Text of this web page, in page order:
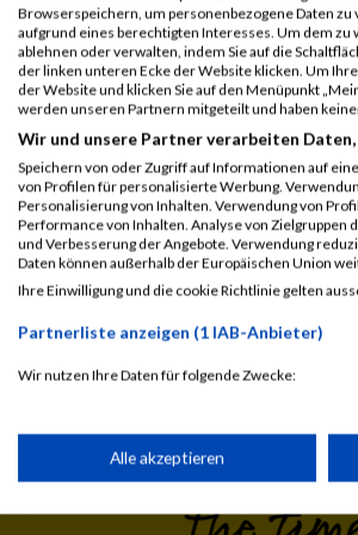
Kontakt
URL
Event auf Facebook teilen
Laufsport
Browserspeichern, um personenbezogene Daten
aufgrund eines berechtigten Interesses. Um dem zu
ablehnen oder verwalten, indem Sie auf die
der linken unteren Ecke der Website klicken. Um
der Website und klicken Sie auf den Menüpunkt
werden unseren Partnern mitgeteilt und haben
Wir und unsere Partner verarbeiten
Speichern von oder Zugriff auf Informationen auf
von Profilen für personalisierte Werbung.
Personalisierung von Inhalten. Verwendung von
Performance von Inhalten. Analyse von
und Verbesserung der Angebote. Verwendung
Daten können außerhalb der Europäischen Union
Ihre Einwilligung und die cookie Richtlinie gelten
Partnerliste anzeigen (1 IAB-Anbieter)
Wir nutzen Ihre Daten für folgende Zwecke:
Speichern von oder Zugriff auf
Verwendung reduzierter Daten zur
Alle akzeptieren